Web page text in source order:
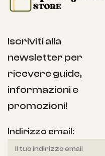
Iscriviti alla
newsletter per
ricevere guide,
informazioni e
promozioni!
Indirizzo email: